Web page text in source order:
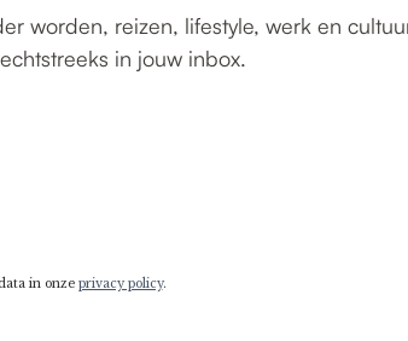
worden, reizen, lifestyle, werk en
in jouw inbox.
in onze privacy policy.